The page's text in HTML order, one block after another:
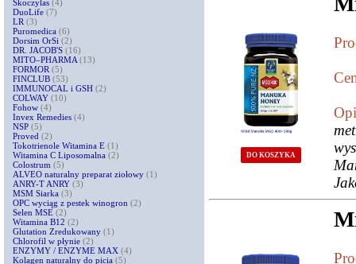
Skoczylas (4)
DuoLife (7)
LR (3)
Puromedica (6)
Dorsim OrSi (2)
DR. JACOB'S (16)
MITO–PHARMA (13)
FORMOR (5)
FINCLUB (53)
IMMUNOCAL i GSH (2)
COLWAY (10)
Fohow (4)
Invex Remedies (4)
NSP (5)
Proved (2)
Tokotrienole Witamina E (1)
Witamina C Liposomalna (2)
Colostrum (5)
ALVEO naturalny preparat ziołowy (1)
ANRY-T ANRY (3)
MSM Siarka (3)
OPC wyciąg z pestek winogron (2)
Selen MSE (2)
Witamina B12 (2)
Glutation Zredukowany (1)
Chlorofil w płynie (2)
ENZYMY / ENZYME MAX (4)
Kolagen naturalny do picia (5)
DO KOSZYKA